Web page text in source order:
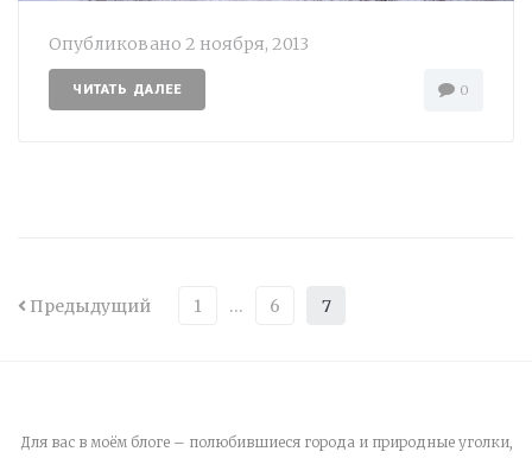
Опубликовано 2 ноября, 2013
ЧИТАТЬ ДАЛЕЕ 0
Предыдущий 1 … 6 7
Для вас в моём блоге – полюбившиеся города и природные уголки,